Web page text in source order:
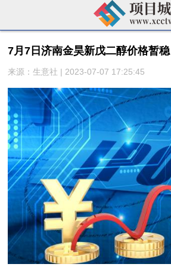
7月7日济南金昊新戊二醇价格暂稳
来源：生意社 | 2023-07-07 17:25:45